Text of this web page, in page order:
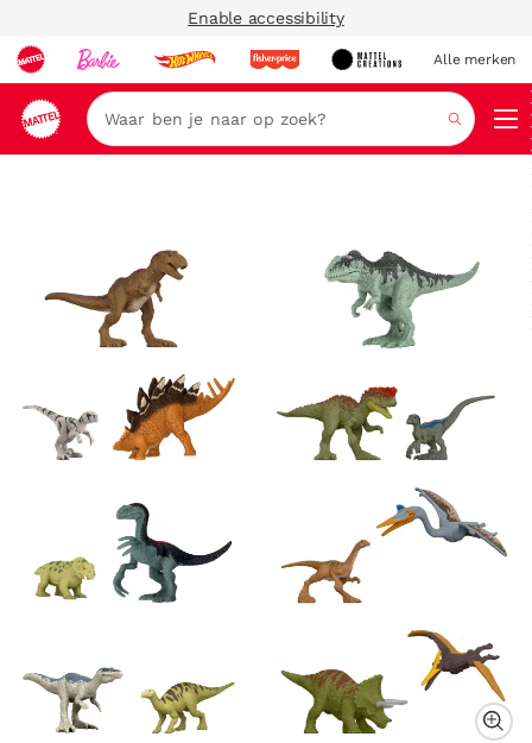
Enable accessibility
Alle merken
Zoeken